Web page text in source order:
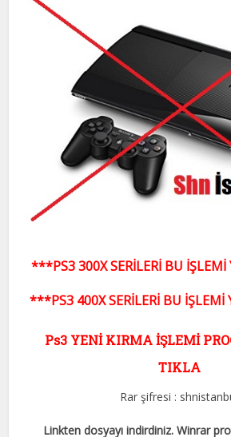
***PS3 300X SERİLERİ BU
***PS3 400X SERİLERİ BU
Ps3 YENİ KIRMA İŞLEMİ
TIKLA
Rar şifresi :
Linkten dosyayı indirdiniz. Winrar